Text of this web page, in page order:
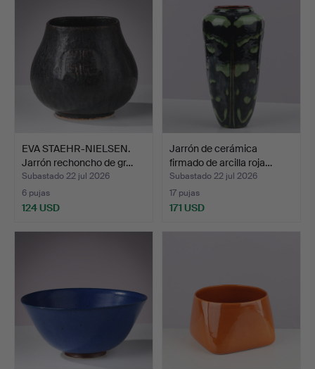
EVA STAEHR-NIELSEN.
Jarrón rechoncho de gr…
Subastado 22 jul 2026
6 pujas
124 USD
Jarrón de cerámica
firmado de arcilla roja…
Subastado 22 jul 2026
17 pujas
171 USD